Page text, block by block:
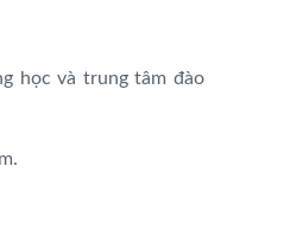
học và trung tâm đào